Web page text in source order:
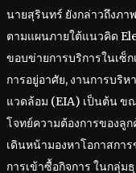
นายสุรินทร์ ยังกล่าวถึงภา
ตามแผนภายใต้แนวคิด
ขอบข่ายการบริการในเซ็
การอยู่อาศัย, งานการบริ
แวดล้อม (EIA) เป็นต้น ข
โจทย์ความต้องการของลู
เดินหน้ามองหาโอกาสก
การเข้าซื้อกิจการ ในกลุ่ม